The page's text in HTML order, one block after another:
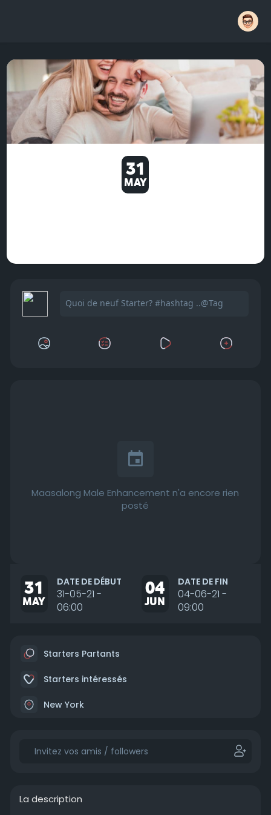
31
MAY
Maasalong Male Enhancement n'a encore rien
posté
31
MAY
DATE DE DÉBUT
31-05-21 -
06:00
04
JUN
DATE DE FIN
04-06-21 -
09:00
Starters Partants
Starters intéressés
New York
La description